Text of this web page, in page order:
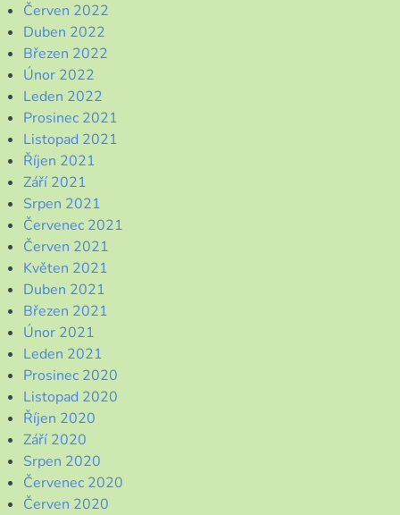
Červen 2022
Duben 2022
Březen 2022
Únor 2022
Leden 2022
Prosinec 2021
Listopad 2021
Říjen 2021
Září 2021
Srpen 2021
Červenec 2021
Červen 2021
Květen 2021
Duben 2021
Březen 2021
Únor 2021
Leden 2021
Prosinec 2020
Listopad 2020
Říjen 2020
Září 2020
Srpen 2020
Červenec 2020
Červen 2020